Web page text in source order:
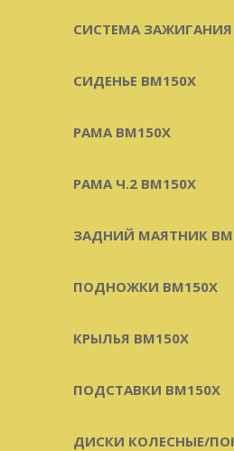
СИСТЕМА ЗАЖИГАНИЯ
СИДЕНЬЕ BM150X
РАМА BM150X
РАМА Ч.2 BM150X
ЗАДНИЙ МАЯТНИК
ПОДНОЖКИ BM150X
КРЫЛЬЯ BM150X
ПОДСТАВКИ BM150X
ДИСКИ КОЛЕСНЫЕ/